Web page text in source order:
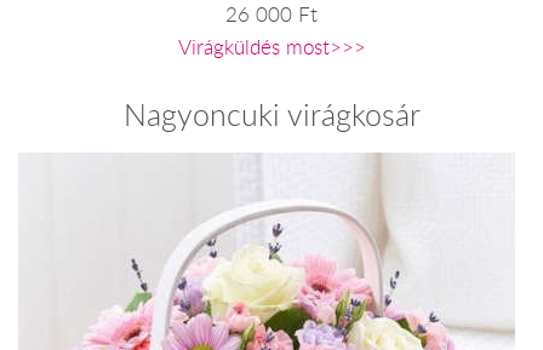
26 000 Ft
Virágküldés most>>>
Nagyoncuki virágkosár